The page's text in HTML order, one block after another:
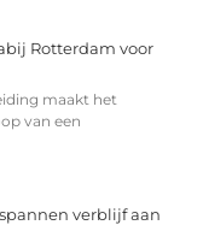
Rotterdam voor
maakt het
van een
verblijf aan